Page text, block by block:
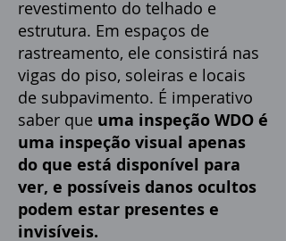
revestimento do telhado e
estrutura. Em espaços de
rastreamento, ele consistirá nas
vigas do piso, soleiras e locais
de subpavimento. É imperativo
saber que uma inspeção WDO é
uma inspeção visual apenas
do que está disponível para
ver, e possíveis danos ocultos
podem estar presentes e
invisíveis.